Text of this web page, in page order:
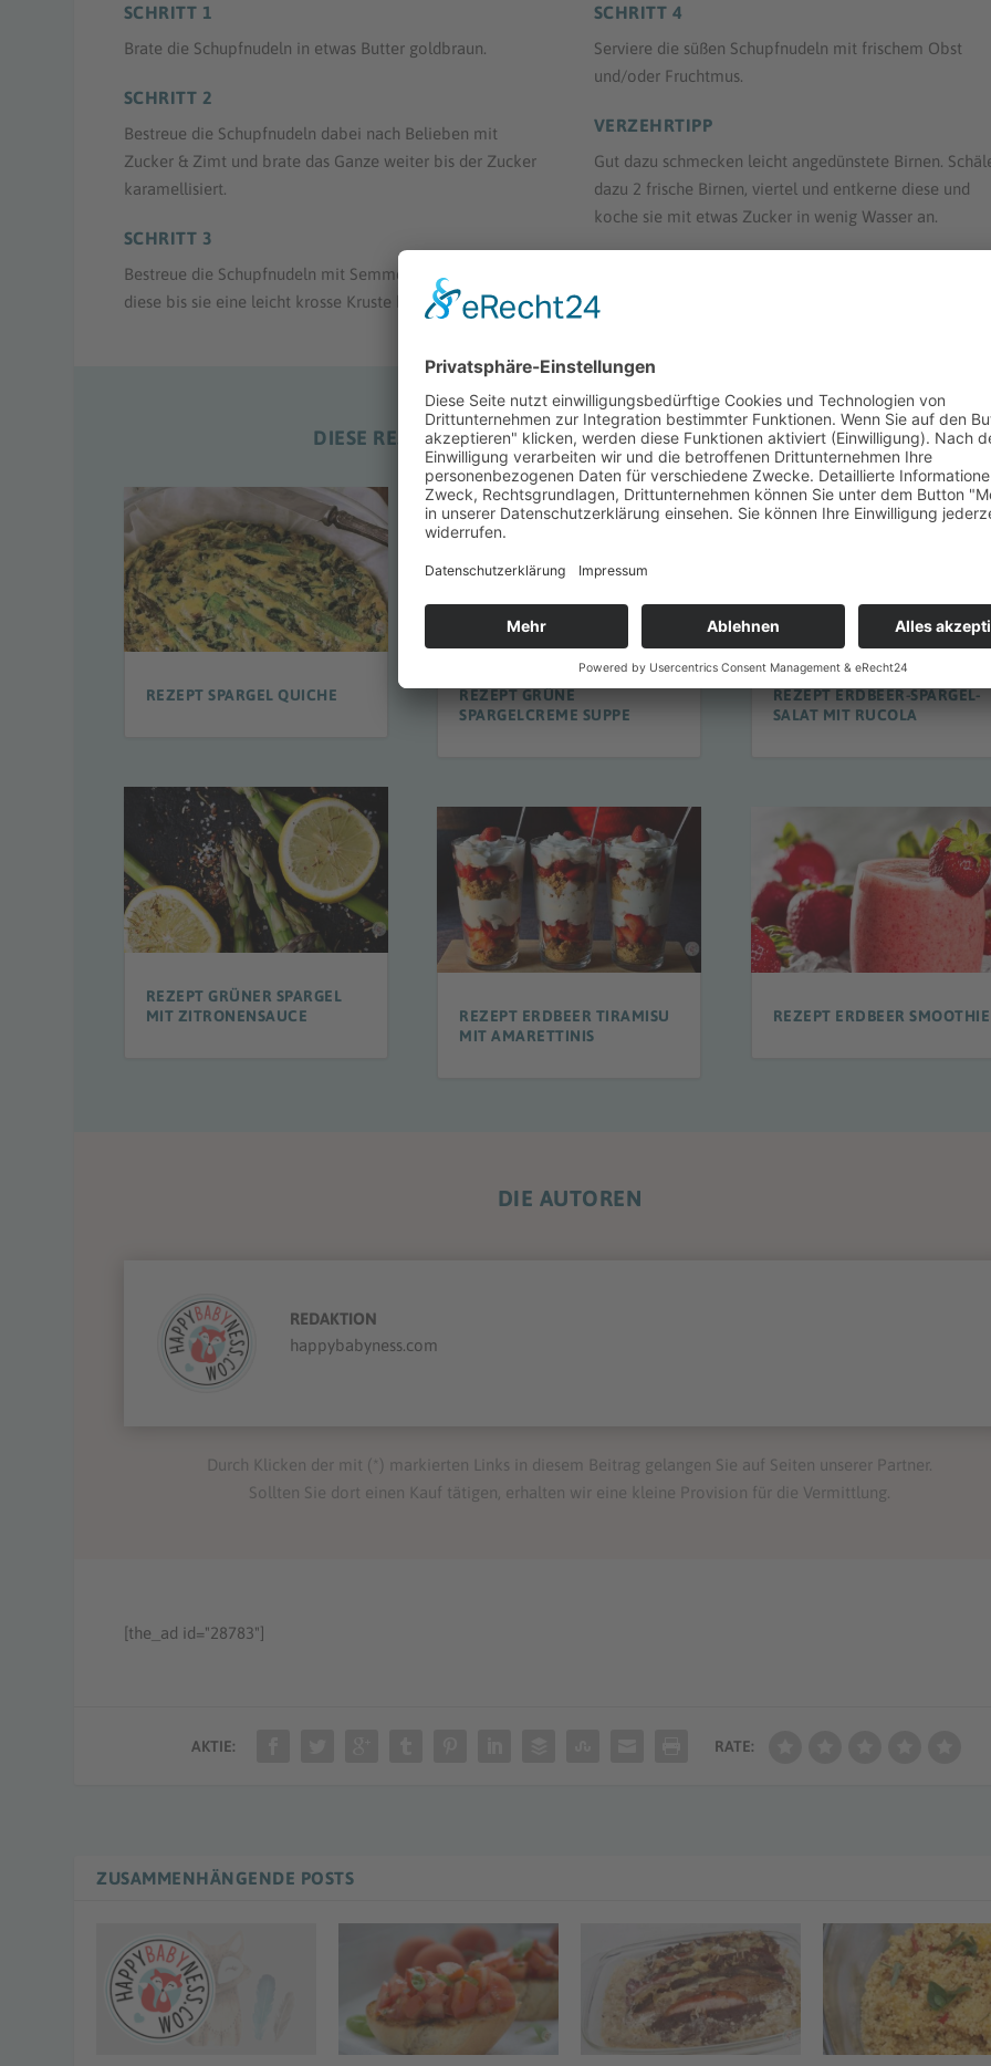
SCHRITT 1
Brate die Schupfnudeln in etwas Butter goldbraun.
SCHRITT 2
Bestreue die Schupfnudeln dabei nach Belieben mit
Zucker & Zimt und brate das Ganze weiter bis der Zucker
karamellisiert.
SCHRITT 3
Bestreue die Schupfnudeln mit Semmelbröseln und brate
diese bis sie eine leicht krosse Kruste haben.
SCHRITT 4
Serviere die süßen Schupfnudeln mit frischem Obst
und/oder Fruchtmus.
VERZEHRTIPP
Gut dazu schmecken leicht angedünstete Birnen.
dazu 2 frische Birnen, viertel und entkerne diese und
koche sie mit etwas Zucker in wenig Wasser an.
DIESE REZEPTE KÖNNTEN DICH AUCH INTERESSIEREN:
REZEPT SPARGEL QUICHE
REZEPT GRÜNER SPARGEL
MIT ZITRONENSAUCE
REZEPT GRÜNE
SPARGELCREME SUPPE
REZEPT ERDBEER TIRAMISU
MIT AMARETTINIS
REZEPT ERDBEER-SPARGEL-
SALAT MIT RUCOLA
REZEPT ERDBEER SMOOTHIE
DIE AUTOREN
REDAKTION
happybabyness.com
Durch Klicken der mit (*) markierten Links in diesem Beitrag gelangen Sie auf Seiten unserer Partner.
Sollten Sie dort einen Kauf tätigen, erhalten wir eine kleine Provision für die Vermittlung.
[the_ad id="28783"]
AKTIE: RATE:
ZUSAMMENHÄNGENDE POSTS